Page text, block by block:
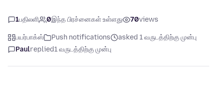
1பதிலளி 0இந்த பிரச்னைகள் உள்ளது 70views
பயர்பாக்ஸ் Push notifications
asked 1 வருடத்திற்கு முன்பு
Paulreplied1 வருடத்திற்கு முன்பு